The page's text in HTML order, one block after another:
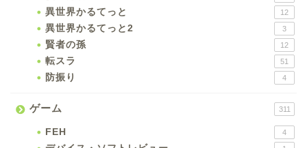
異世界かるてっと 12
異世界かるてっと2 3
賢者の孫 12
転スラ 51
防振り 4
ゲーム 311
FEH 4